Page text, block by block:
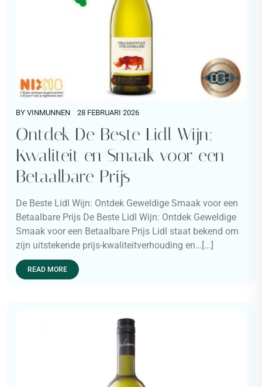
BY VINMUNNEN 28 FEBRUARI 2026
Ontdek De Beste Lidl Wijn:
Kwaliteit en Smaak voor een
Betaalbare Prijs
De Beste Lidl Wijn: Ontdek Geweldige Smaak voor een
Betaalbare Prijs De Beste Lidl Wijn: Ontdek Geweldige
Smaak voor een Betaalbare Prijs Lidl staat bekend om
zijn uitstekende prijs-kwaliteitverhouding en…[...]
READ MORE